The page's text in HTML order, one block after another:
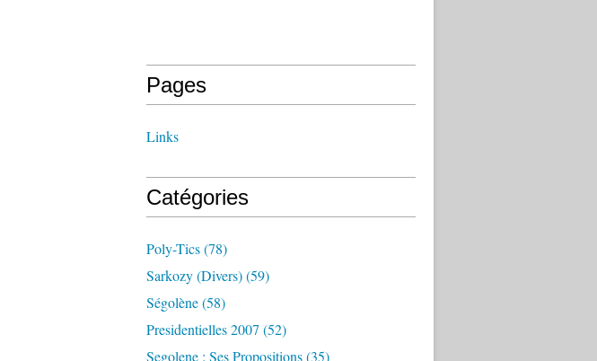
Pages
Links
Catégories
Poly-Tics(78)
Sarkozy (divers)(59)
Ségolène(58)
Presidentielles 2007 (52)
Segolene : Ses Propositions(35)